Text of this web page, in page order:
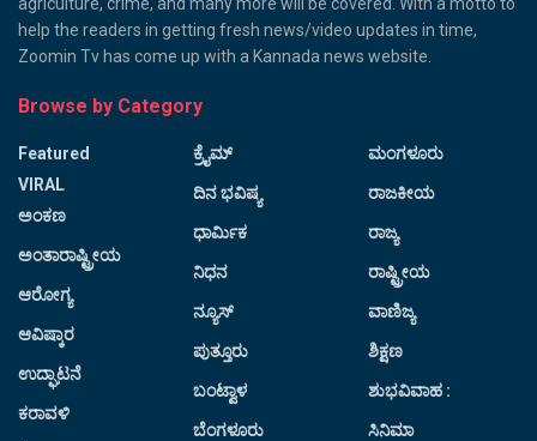
help the readers in getting fresh news/video updates in time,
Zoomin Tv has come up with a Kannada news website.
Browse by Category
Featured
VIRAL
ಅಂಕಣ
ಅಂತಾರಾಷ್ಟ್ರೀಯ
ಆರೋಗ್ಯ
ಆವಿಷ್ಕಾರ
ಉದ್ಘಾಟನೆ
ಕರಾವಳಿ
ಕ್ರೈಮ್
ದಿನ ಭವಿಷ್ಯ
ಧಾರ್ಮಿಕ
ನಿಧನ
ನ್ಯೂಸ್
ಪುತ್ತೂರು
ಬಂಟ್ವಾಳ
ಬೆಂಗಳೂರು
ಮಂಗಳೂರು
ರಾಜಕೀಯ
ರಾಜ್ಯ
ರಾಷ್ಟ್ರೀಯ
ವಾಣಿಜ್ಯ
ಶಿಕ್ಷಣ
ಶುಭವಿವಾಹ :
ಸಿನಿಮಾ